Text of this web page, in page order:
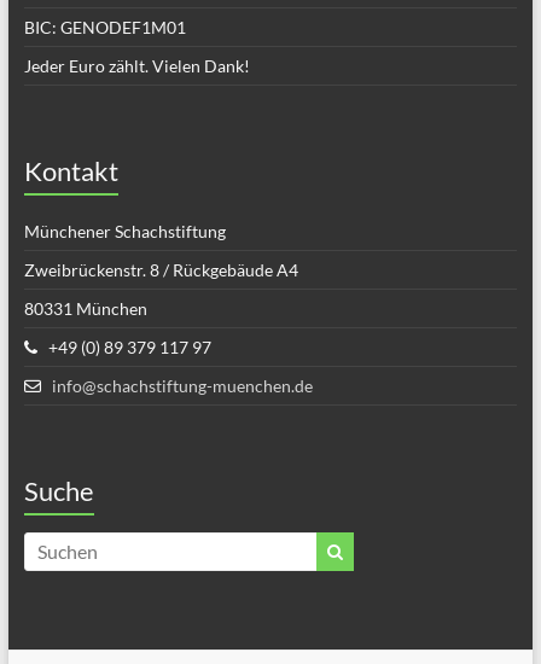
BIC: GENODEF1M01
Jeder Euro zählt. Vielen Dank!
Kontakt
Münchener Schachstiftung
Zweibrückenstr. 8 / Rückgebäude A4
80331 München
+49 (0) 89 379 117 97
info@schachstiftung-muenchen.de
Suche